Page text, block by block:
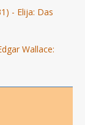
- Elija: Das
Wallace: